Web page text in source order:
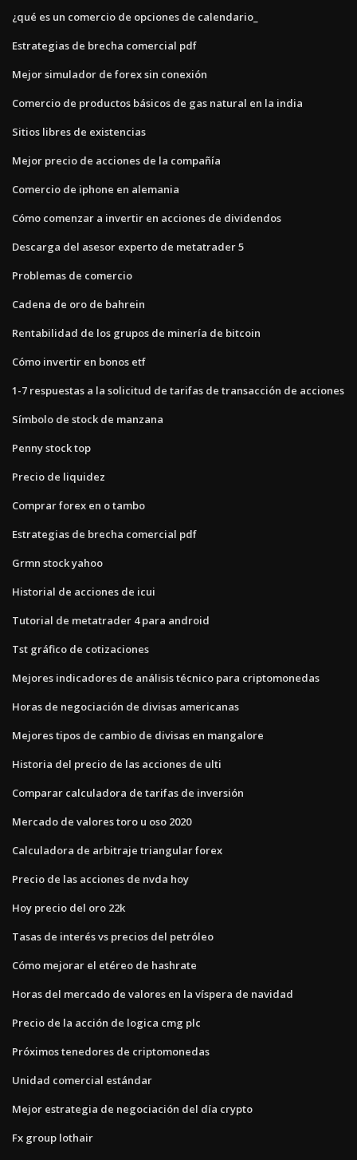
¿qué es un comercio de opciones de calendario_
Estrategias de brecha comercial pdf
Mejor simulador de forex sin conexión
Comercio de productos básicos de gas natural en la india
Sitios libres de existencias
Mejor precio de acciones de la compañía
Comercio de iphone en alemania
Cómo comenzar a invertir en acciones de dividendos
Descarga del asesor experto de metatrader 5
Problemas de comercio
Cadena de oro de bahrein
Rentabilidad de los grupos de minería de bitcoin
Cómo invertir en bonos etf
1-7 respuestas a la solicitud de tarifas de transacción de acciones
Símbolo de stock de manzana
Penny stock top
Precio de liquidez
Comprar forex en o tambo
Estrategias de brecha comercial pdf
Grmn stock yahoo
Historial de acciones de icui
Tutorial de metatrader 4 para android
Tst gráfico de cotizaciones
Mejores indicadores de análisis técnico para criptomonedas
Horas de negociación de divisas americanas
Mejores tipos de cambio de divisas en mangalore
Historia del precio de las acciones de ulti
Comparar calculadora de tarifas de inversión
Mercado de valores toro u oso 2020
Calculadora de arbitraje triangular forex
Precio de las acciones de nvda hoy
Hoy precio del oro 22k
Tasas de interés vs precios del petróleo
Cómo mejorar el etéreo de hashrate
Horas del mercado de valores en la víspera de navidad
Precio de la acción de logica cmg plc
Próximos tenedores de criptomonedas
Unidad comercial estándar
Mejor estrategia de negociación del día crypto
Fx group lothair